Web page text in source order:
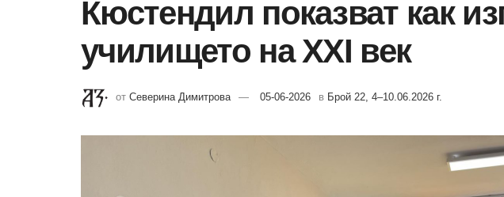
Кюстендил показват как
училището на XXI век
от Северина Димитрова 05-06-2026 в Брой 22, 4–10.06.2026 г.